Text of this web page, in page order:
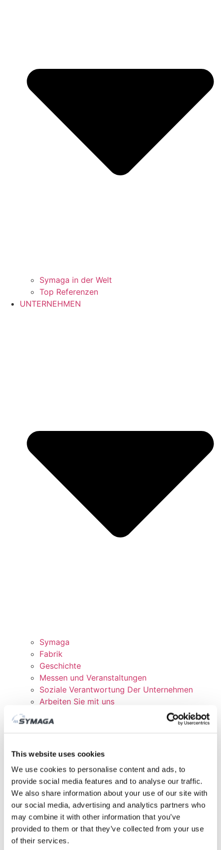
This website uses cookies
We use cookies to personalise content and ads, to
provide social media features and to analyse our traffic.
We also share information about your use of our site with
our social media, advertising and analytics partners who
may combine it with other information that you’ve
provided to them or that they’ve collected from your use
of their services.
Symaga in der Welt
Top Referenzen
UNTERNEHMEN
Symaga
Fabrik
Geschichte
Messen und Veranstaltungen
Soziale Verantwortung Der Unternehmen
Arbeiten Sie mit uns
DOWNLOADEN